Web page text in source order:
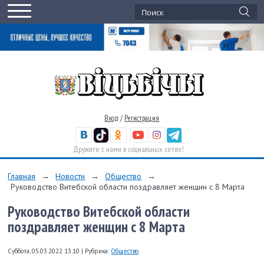
Вход / Регистрация
Дружите с нами в социальных сетях!
Главная → Новости → Общество
→
Руководство Витебской области поздравляет женщин с 8 Марта
Руководство Витебской области
поздравляет женщин с 8 Марта
Суббота, 05.03.2022 13:10 | Рубрика: Общество